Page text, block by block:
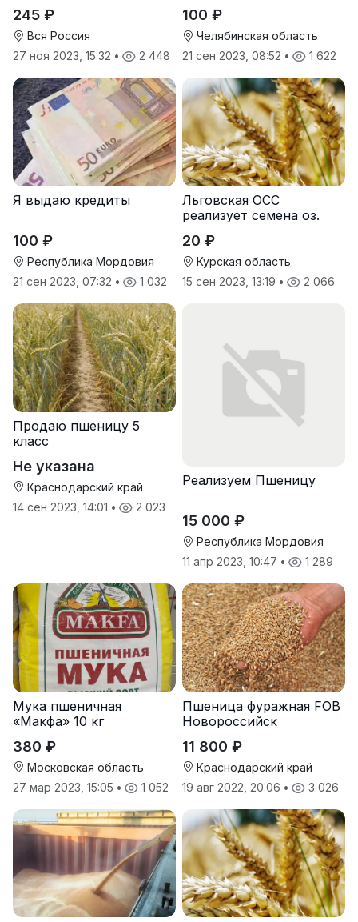
245 ₽
Вся Россия
27 ноя 2023, 15:32 • 2 448
100 ₽
Челябинская область
21 сен 2023, 08:52 • 1 622
Я выдаю кредиты
100 ₽
Республика Мордовия
21 сен 2023, 07:32 • 1 032
Льговская ОСС
реализует семена оз.
20 ₽
Курская область
15 сен 2023, 13:19 • 2 066
Продаю пшеницу 5
класс
Не указана
Краснодарский край
14 сен 2023, 14:01 • 2 023
Реализуем Пшеницу
15 000 ₽
Республика Мордовия
11 апр 2023, 10:47 • 1 289
Мука пшеничная
«Макфа» 10 кг
380 ₽
Московская область
27 мар 2023, 15:05 • 1 052
Пшеница фуражная FOB
Новороссийск
11 800 ₽
Краснодарский край
19 авг 2022, 20:06 • 3 026